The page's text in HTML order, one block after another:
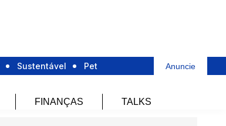
Sustentável Pet Anuncie
FINANÇAS TALKS